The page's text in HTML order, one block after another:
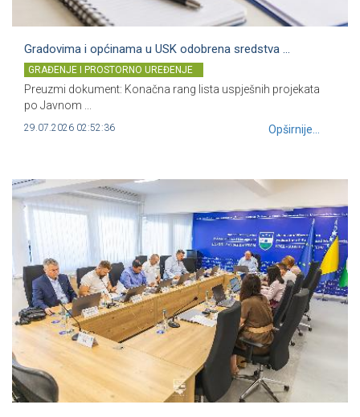
Gradovima i općinama u USK odobrena sredstva ...
GRAĐENJE I PROSTORNO UREĐENJE
Preuzmi dokument: Konačna rang lista uspješnih projekata
po Javnom ...
29.07.2026 02:52:36 Opširnije...